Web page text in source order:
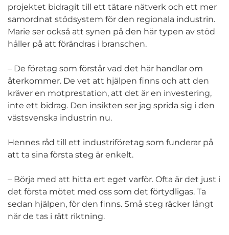
projektet bidragit till ett tätare nätverk och ett mer
samordnat stödsystem för den regionala industrin.
Marie ser också att synen på den här typen av stöd
håller på att förändras i branschen.
– De företag som förstår vad det här handlar om
återkommer. De vet att hjälpen finns och att den
kräver en motprestation, att det är en investering,
inte ett bidrag. Den insikten ser jag sprida sig i den
västsvenska industrin nu.
Hennes råd till ett industriföretag som funderar på
att ta sina första steg är enkelt.
– Börja med att hitta ert eget varför. Ofta är det just i
det första mötet med oss som det förtydligas. Ta
sedan hjälpen, för den finns. Små steg räcker långt
när de tas i rätt riktning.